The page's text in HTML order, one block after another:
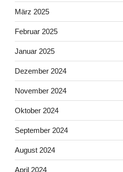
März 2025
Februar 2025
Januar 2025
Dezember 2024
November 2024
Oktober 2024
September 2024
August 2024
April 2024